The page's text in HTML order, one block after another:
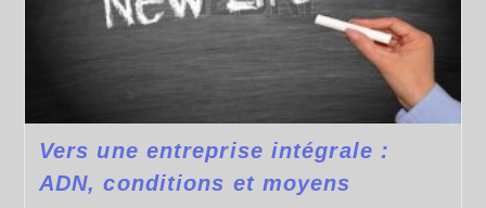
Vers une entreprise intégrale :
ADN, conditions et moyens